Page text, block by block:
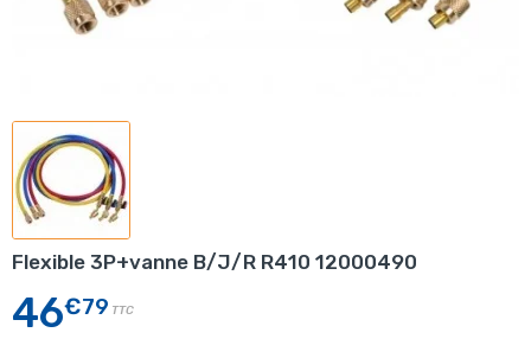
Flexible 3P+vanne B/J/R R410 12000490
46€79 TTC